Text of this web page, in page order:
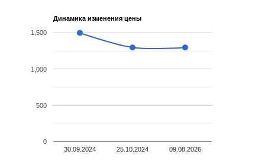
Динамика изменения цены
30.09.2024 25.10.2024 09.08.2026
0
500
1,000
1,500